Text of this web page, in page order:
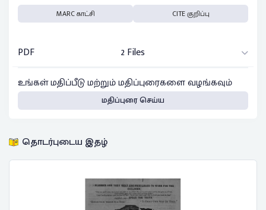
MARC காட்சி CITE குறிப்பு
PDF
2 Files
உங்கள் மதிப்பீடு மற்றும் மதிப்புரைகளை வழங்கவும்
மதிப்புரை செய்ய
தொடர்புடைய இதழ்